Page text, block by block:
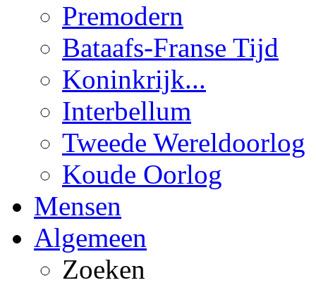
Premodern
Bataafs-Franse Tijd
Koninkrijk...
Interbellum
Tweede Wereldoorlog
Koude Oorlog
Mensen
Algemeen
Zoeken